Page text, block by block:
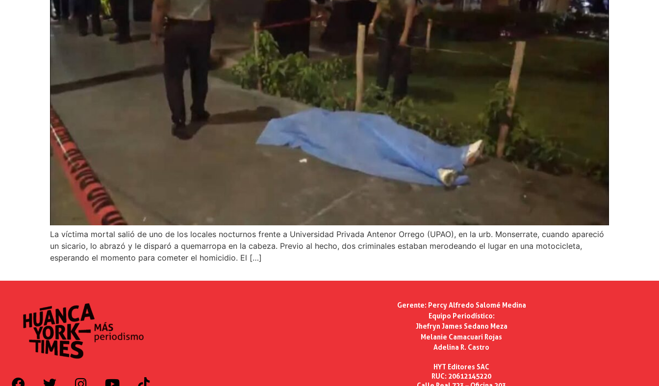
La víctima mortal salió de uno de los locales nocturnos frente a Universidad Privada Antenor Orrego (UPAO), en la urb. Monserrate, cuando apareció
un sicario, lo abrazó y le disparó a quemarropa en la cabeza. Previo al hecho, dos criminales estaban merodeando el lugar en una motocicleta,
esperando el momento para cometer el homicidio. El […]
Gerente: Percy Alfredo Salomé Medina
Equipo Periodístico:
Jhefryn James Sedano Meza
Melanie Camacuari Rojas
Adelina R. Castro
HYT Editores SAC
RUC: 20612145220